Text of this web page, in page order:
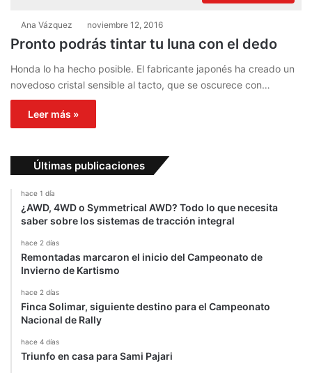
Ana Vázquez noviembre 12, 2016
Pronto podrás tintar tu luna con el dedo
Honda lo ha hecho posible. El fabricante japonés ha creado un
novedoso cristal sensible al tacto, que se oscurece con…
Leer más »
Últimas publicaciones
hace 1 día
¿AWD, 4WD o Symmetrical AWD? Todo lo que necesita
saber sobre los sistemas de tracción integral
hace 2 días
Remontadas marcaron el inicio del Campeonato de
Invierno de Kartismo
hace 2 días
Finca Solimar, siguiente destino para el Campeonato
Nacional de Rally
hace 4 días
Triunfo en casa para Sami Pajari